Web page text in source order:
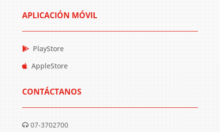
APLICACIÓN MÓVIL
PlayStore
AppleStore
CONTÁCTANOS
07-3702700